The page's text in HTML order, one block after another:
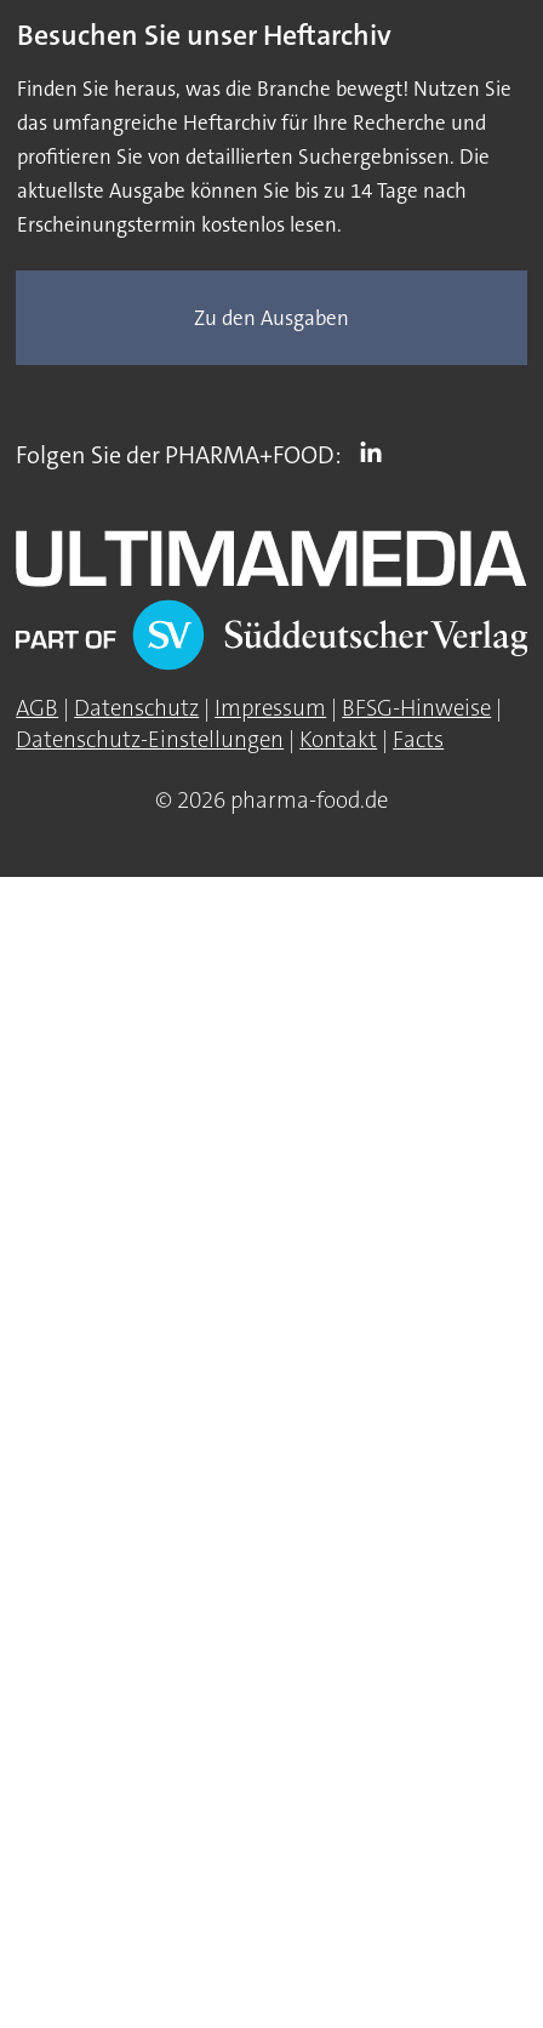
Besuchen Sie unser Heftarchiv
Finden Sie heraus, was die Branche bewegt! Nutzen Sie
das umfangreiche Heftarchiv für Ihre Recherche und
profitieren Sie von detaillierten Suchergebnissen. Die
aktuellste Ausgabe können Sie bis zu 14 Tage nach
Erscheinungstermin kostenlos lesen.
Zu den Ausgaben
Folgen Sie der PHARMA+FOOD:
AGB | Datenschutz | Impressum | BFSG-Hinweise |
Datenschutz-Einstellungen | Kontakt | Facts
© 2026 pharma-food.de